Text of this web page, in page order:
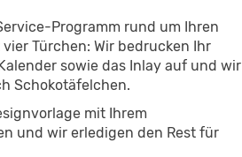
Programm rund um Ihren
Türchen: Wir bedrucken Ihr
sowie das Inlay auf und wir
Schokotäfelchen.
mit Ihrem
und wir erledigen den Rest für